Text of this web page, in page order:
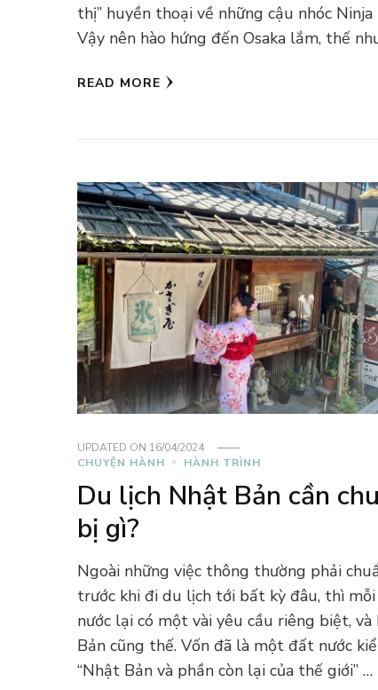
thị” huyền thoại về những cậu nhóc
Vậy nên hào hứng đến Osaka lắm, thế
READ MORE
UPDATED ON 16/04/2024
CHUYỆN HÀNH
HÀNH TRÌNH
Du lịch Nhật Bản cần
bị gì?
Ngoài những việc thông thường phải
trước khi đi du lịch tới bất kỳ đâu, thì
nước lại có một vài yêu cầu riêng biệt,
Bản cũng thế. Vốn đã là một đất nước
“Nhật Bản và phần còn lại của thế giới” …